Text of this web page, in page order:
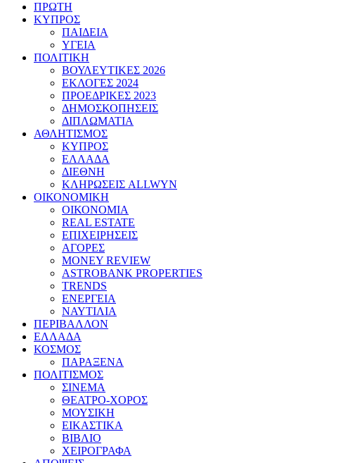
ΠΡΩΤΗ
ΚΥΠΡΟΣ
ΠΑΙΔΕΙΑ
ΥΓΕΙΑ
ΠΟΛΙΤΙΚΗ
ΒΟΥΛΕΥΤΙΚΕΣ 2026
ΕΚΛΟΓΕΣ 2024
ΠΡΟΕΔΡΙΚΕΣ 2023
ΔΗΜΟΣΚΟΠΗΣΕΙΣ
ΔΙΠΛΩΜΑΤΙΑ
ΑΘΛΗΤΙΣΜΟΣ
ΚΥΠΡΟΣ
ΕΛΛΑΔΑ
ΔΙΕΘΝΗ
ΚΛΗΡΩΣΕΙΣ ALLWYN
ΟΙΚΟΝΟΜΙΚΗ
ΟΙΚΟΝΟΜΙΑ
REAL ESTATE
ΕΠΙΧΕΙΡΗΣΕΙΣ
ΑΓΟΡΕΣ
MONEY REVIEW
ASTROBANK PROPERTIES
TRENDS
ΕΝΕΡΓΕΙΑ
ΝΑΥΤΙΛΙΑ
ΠΕΡΙΒΑΛΛΟΝ
ΕΛΛΑΔΑ
ΚΟΣΜΟΣ
ΠΑΡΑΞΕΝΑ
ΠΟΛΙΤΙΣΜΟΣ
ΣΙΝΕΜΑ
ΘΕΑΤΡΟ-ΧΟΡΟΣ
ΜΟΥΣΙΚΗ
ΕΙΚΑΣΤΙΚΑ
ΒΙΒΛΙΟ
ΧΕΙΡΟΓΡΑΦΑ